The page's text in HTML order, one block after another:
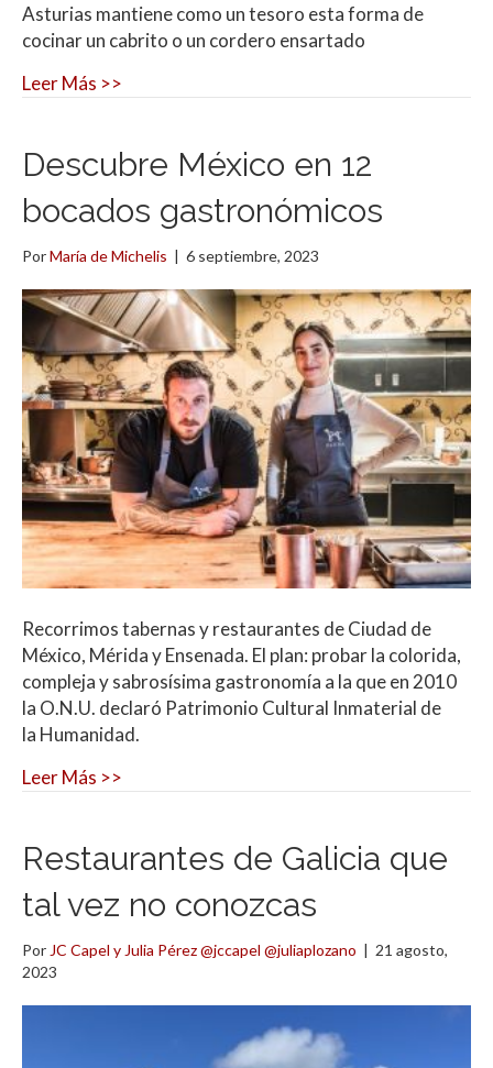
Asturias mantiene como un tesoro esta forma de
cocinar un cabrito o un cordero ensartado
Leer Más >>
Descubre México en 12
bocados gastronómicos
PorMaría de Michelis | 6 septiembre, 2023
Recorrimos tabernas y restaurantes de Ciudad de
México, Mérida y Ensenada. El plan: probar la colorida,
compleja y sabrosísima gastronomía a la que en 2010
la O.N.U. declaró Patrimonio Cultural Inmaterial de
la Humanidad.
Leer Más >>
Restaurantes de Galicia que
tal vez no conozcas
Por JC Capel y Julia Pérez @jccapel @juliaplozano | 21 agosto,
2023